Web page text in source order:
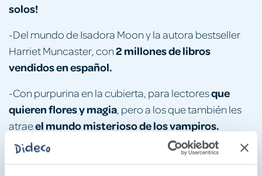
solos!
-Del mundo de Isadora Moon y la autora bestseller
Harriet Muncaster, con2 millones de libros
vendidos en español.
-Con purpurina en la cubierta, para lectoresque
quieren flores y magia, pero a los que también les
atraeel mundo misterioso de los vampiros.
¿Por qué nos gusta?